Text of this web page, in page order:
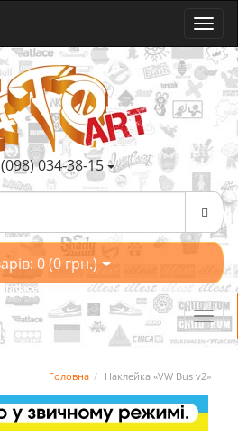
034-38-15
0 (0 грн.)
Головна Наклейка «VW Bus v2»